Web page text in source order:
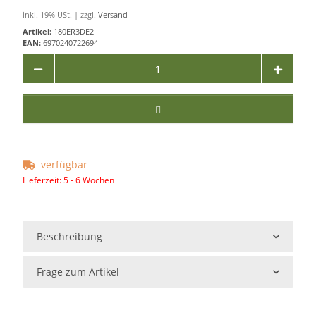
inkl. 19% USt. | zzgl. Versand
Artikel: 180ER3DE2
EAN: 6970240722694
verfügbar
Lieferzeit:5 - 6 Wochen
Beschreibung
Frage zum Artikel